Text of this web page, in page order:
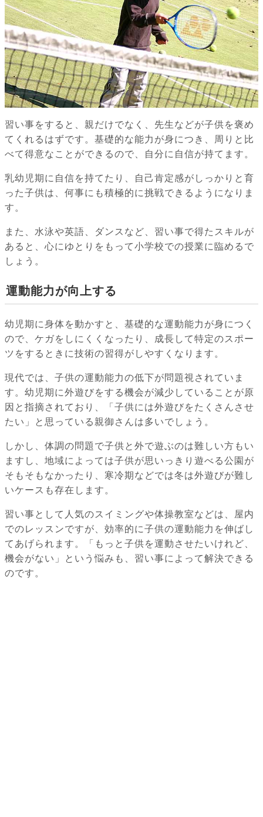
習い事をすると、親だけでなく、先生などが子供を褒め
てくれるはずです。基礎的な能力が身につき、周りと比
べて得意なことができるので、自分に自信が持てます。
乳幼児期に自信を持てたり、自己肯定感がしっかりと育
った子供は、何事にも積極的に挑戦できるようになりま
す。
また、水泳や英語、ダンスなど、習い事で得たスキルが
あると、心にゆとりをもって小学校での授業に臨めるで
しょう。
運動能力が向上する
幼児期に身体を動かすと、基礎的な運動能力が身につく
ので、ケガをしにくくなったり、成長して特定のスポー
ツをするときに技術の習得がしやすくなります。
現代では、子供の運動能力の低下が問題視されていま
す。幼児期に外遊びをする機会が減少していることが原
因と指摘されており、「子供には外遊びをたくさんさせ
たい」と思っている親御さんは多いでしょう。
しかし、体調の問題で子供と外で遊ぶのは難しい方もい
ますし、地域によっては子供が思いっきり遊べる公園が
そもそもなかったり、寒冷期などでは冬は外遊びが難し
いケースも存在します。
習い事として人気のスイミングや体操教室などは、屋内
でのレッスンですが、効率的に子供の運動能力を伸ばし
てあげられます。「もっと子供を運動させたいけれど、
機会がない」という悩みも、習い事によって解決できる
のです。